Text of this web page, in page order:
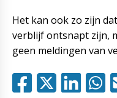
Het kan ook zo zijn
verblijf ontsnapt zijn,
geen meldingen van